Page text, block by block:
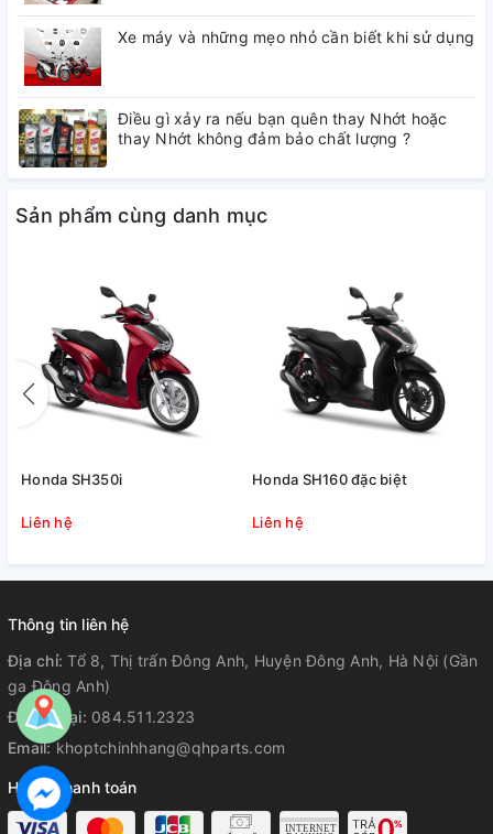
Xe máy và những mẹo nhỏ cần biết khi sử dụng
Điều gì xảy ra nếu bạn quên thay Nhớt hoặc
thay Nhớt không đảm bảo chất lượng ?
Sản phẩm cùng danh mục
Honda SH350i
Liên hệ
Honda SH160 đặc biệt
Liên hệ
Thông tin liên hệ
Địa chỉ:Tổ 8, Thị trấn Đông Anh, Huyện Đông Anh, Hà Nội (Gần
ga Đông Anh)
Điện thoại: 084.511.2323
Email:khoptchinhhang@qhparts.com
Hỗ trợ thanh toán